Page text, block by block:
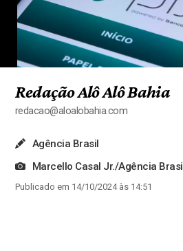
Redação Alô Alô Bahia
redacao@aloalobahia.com
Agência Brasil
Marcello Casal Jr./Agência Brasil
Publicado em 14/10/2024 às 14:51